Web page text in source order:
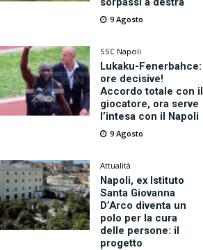
9 Agosto
SSC Napoli
Lukaku-Fenerbahce:
ore decisive!
Accordo totale con il
giocatore, ora serve
l’intesa con il Napoli
9 Agosto
Attualità
Napoli, ex Istituto
Santa Giovanna
D’Arco diventa un
polo per la cura
delle persone: il
progetto